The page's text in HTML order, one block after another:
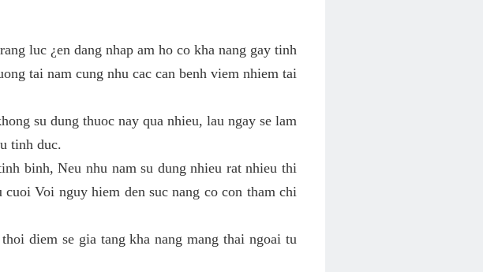
luc ¿en dang nhap am ho co kha nang gay tinh
tai nam cung nhu cac can benh viem nhiem tai
su dung thuoc nay qua nhieu, lau ngay se lam
tinh duc.
binh, Neu nhu nam su dung nhieu rat nhieu thi
Voi nguy hiem den suc nang co con tham chi
diem se gia tang kha nang mang thai ngoai tu